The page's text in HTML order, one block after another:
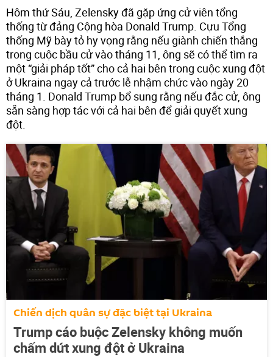
Hôm thứ Sáu, Zelensky đã gặp ứng cử viên tổng
thống từ đảng Cộng hòa Donald Trump. Cựu Tổng
thống Mỹ bày tỏ hy vọng rằng nếu giành chiến thắng
trong cuộc bầu cử vào tháng 11, ông sẽ có thể tìm ra
một “giải pháp tốt” cho cả hai bên trong cuộc xung đột
ở Ukraina ngay cả trước lễ nhậm chức vào ngày 20
tháng 1. Donald Trump bổ sung rằng nếu đắc cử, ông
sẵn sàng hợp tác với cả hai bên để giải quyết xung
đột.
Chiến dịch quân sự đặc biệt tại Ukraina
Trump cáo buộc Zelensky không muốn
chấm dứt xung đột ở Ukraina